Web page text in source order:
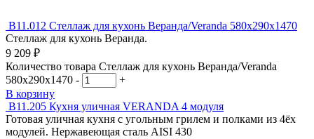
В11.012 Стеллаж для кухонь Веранда/Veranda 580х290х1470
Стеллаж для кухонь Веранда.
9 209 ₽
Количество товара Стеллаж для кухонь Веранда/Veranda
580х290х1470 -
+
В корзину
В11.205 Кухня уличная VERANDA 4 модуля
Готовая уличная кухня с угольным грилем и полками из 4ёх
модулей. Нержавеющая сталь AISI 430